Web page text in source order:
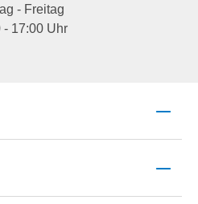
- Freitag
- 17:00 Uhr